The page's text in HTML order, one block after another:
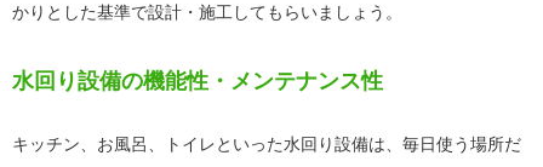
かりとした基準で設計・施工してもらいましょう。
水回り設備の機能性・メンテナンス性
キッチン、お風呂、トイレといった水回り設備は、毎日使う場所だ